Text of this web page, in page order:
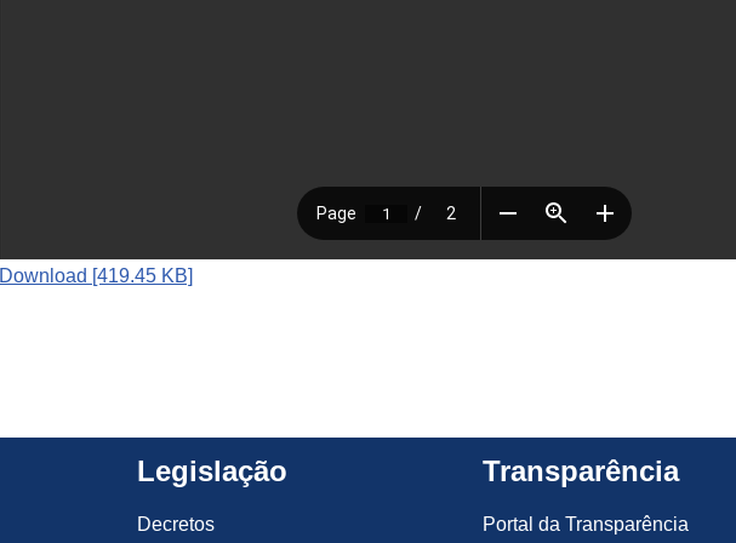
Download [419.45 KB]
Legislação
Decretos
Transparência
Portal da Transparência